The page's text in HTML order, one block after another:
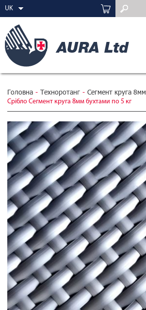
UK
Головна - Техноротанг - Сегмент круга 8мм
Срібло Сегмент круга 8мм бухтами по 5 кг